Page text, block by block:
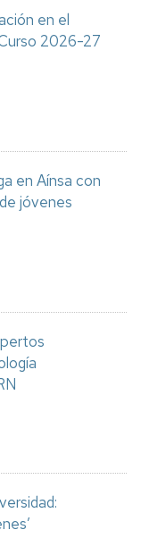
en el
2026-27
en Aínsa con
jóvenes